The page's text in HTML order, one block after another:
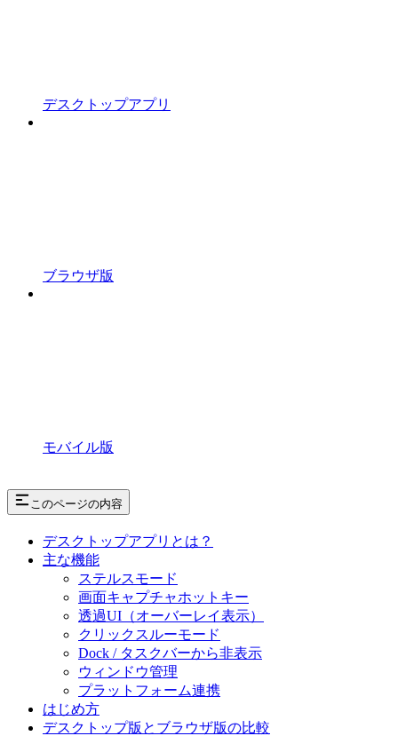
デスクトップアプリ
ブラウザ版
モバイル版
このページの内容
デスクトップアプリとは？
主な機能
ステルスモード
画面キャプチャホットキー
透過UI（オーバーレイ表示）
クリックスルーモード
Dock / タスクバーから非表示
ウィンドウ管理
プラットフォーム連携
はじめ方
デスクトップ版とブラウザ版の比較